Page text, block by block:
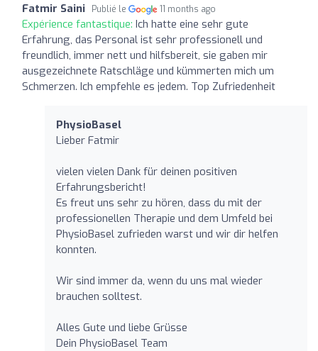
Fatmir Saini Publié le 11 months ago
Expérience fantastique: Ich hatte eine sehr gute
Erfahrung, das Personal ist sehr professionell und
freundlich, immer nett und hilfsbereit, sie gaben mir
ausgezeichnete Ratschläge und kümmerten mich um
Schmerzen. Ich empfehle es jedem. Top Zufriedenheit
PhysioBasel
Lieber Fatmir
vielen vielen Dank für deinen positiven
Erfahrungsbericht!
Es freut uns sehr zu hören, dass du mit der
professionellen Therapie und dem Umfeld bei
PhysioBasel zufrieden warst und wir dir helfen
konnten.
Wir sind immer da, wenn du uns mal wieder
brauchen solltest.
Alles Gute und liebe Grüsse
Dein PhysioBasel Team